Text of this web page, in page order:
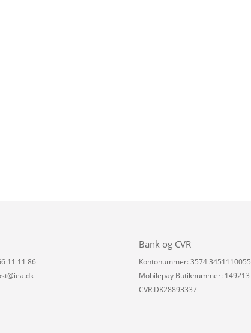
11 11 86
Bank og CVR
Kontonummer: 3574 3451110055
Mobilepay Butiknummer: 149213
CVR:DK28893337